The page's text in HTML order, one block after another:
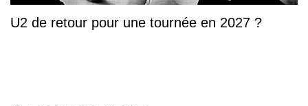
U2 de retour pour une tournée en 2027 ?